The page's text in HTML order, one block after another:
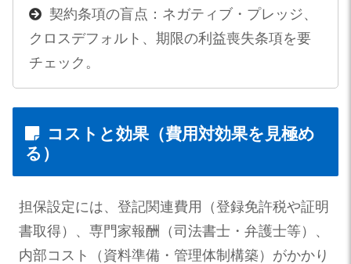
契約条項の盲点：ネガティブ・プレッジ、
クロスデフォルト、期限の利益喪失条項を要
チェック。
コストと効果（費用対効果を見極め
る）
担保設定には、登記関連費用（登録免許税や証明
書取得）、専門家報酬（司法書士・弁護士等）、
内部コスト（資料準備・管理体制構築）がかかり